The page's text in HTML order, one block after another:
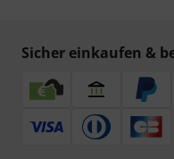
Sicher einkaufen &